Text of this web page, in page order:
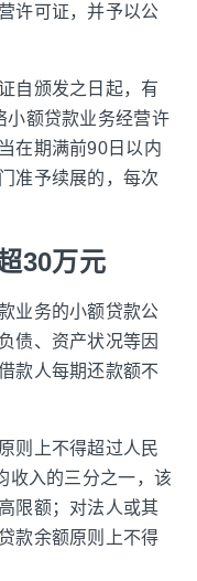
许可证，并予以公
自颁发之日起，有
小额贷款业务经营许
在期满前90日以内
准予续展的，每次
30万元
业务的小额贷款公
债、资产状况等因
款人每期还款额不
则上不得超过人民
收入的三分之一，该
限额；对法人或其
款余额原则上不得